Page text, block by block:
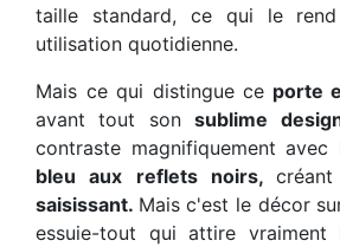
taille standard, ce qui le
utilisation quotidienne.
Mais ce qui distingue ce porte
avant tout sonsublime
contraste magnifiquement avec
bleu aux reflets noirs,
saisissant. Mais c'est le décor
essuie-tout qui attire vraiment